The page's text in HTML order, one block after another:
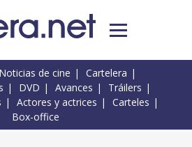
Noticias de cine
Cartelera
DVD Avances
Tráilers
Actores y actrices
Carteles
Box-office